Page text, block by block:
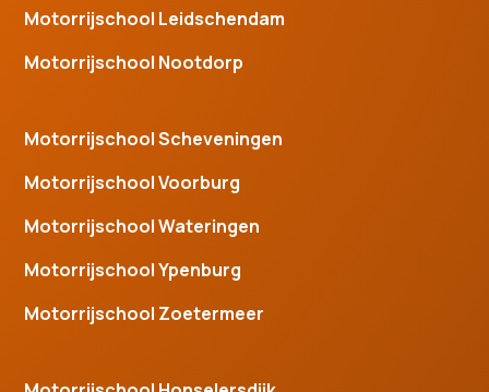
Motorrijschool Leidschendam
Motorrijschool Nootdorp
Motorrijschool Scheveningen
Motorrijschool Voorburg
Motorrijschool Wateringen
Motorrijschool Ypenburg
Motorrijschool Zoetermeer